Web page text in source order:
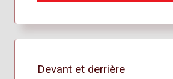
Devant et derrière